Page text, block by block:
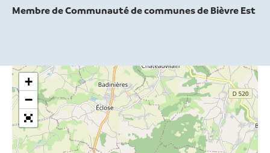
Membre de Communauté de communes de Bièvre Est
+
−